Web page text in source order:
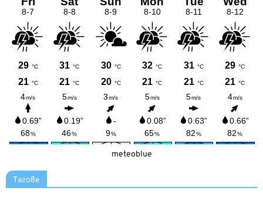
meteoblue
Тагове